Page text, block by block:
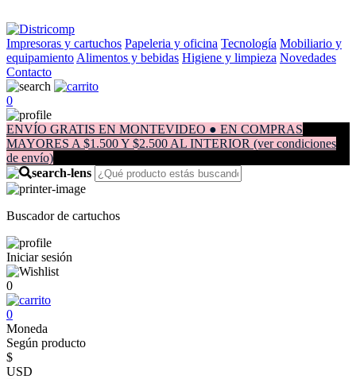
Impresoras y cartuchos Papeleria y oficina Tecnología Mobiliario y
equipamiento Alimentos y bebidas Higiene y limpieza Novedades
Contacto
0
ENVÍO GRATIS EN MONTEVIDEO ● EN COMPRAS
MAYORES A $1.500 Y $2.500 AL INTERIOR (ver condiciones
de envío)
Buscador de cartuchos
Iniciar sesión
0
0
Moneda
Según producto
$
USD